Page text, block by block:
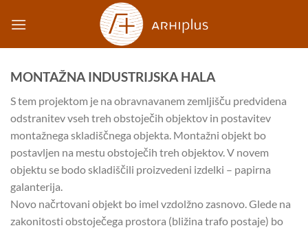
MONTAŽNA INDUSTRIJSKA HALA
S tem projektom je na obravnavanem zemljišču predvidena
odstranitev vseh treh obstoječih objektov in postavitev
montažnega skladiščnega objekta. Montažni objekt bo
postavljen na mestu obstoječih treh objektov. V novem
objektu se bodo skladiščili proizvedeni izdelki – papirna
galanterija.
Novo načrtovani objekt bo imel vzdolžno zasnovo. Glede na
zakonitosti obstoječega prostora (bližina trafo postaje) bo